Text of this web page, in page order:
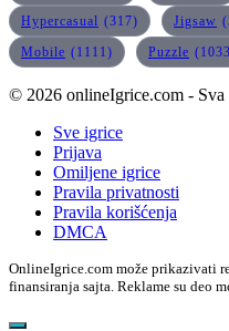
Hypercasual (317) Jigsaw
Mobile (1111) Puzzle
© 2026 onlineIgrice.com - Sva
Sve igrice
Prijava
Omiljene igrice
Pravila privatnosti
Pravila korišćenja
DMCA
OnlineIgrice.com može prikazivati
finansiranja sajta. Reklame su deo